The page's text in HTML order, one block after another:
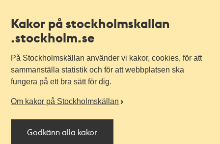
Kakor på stockholmskallan
.stockholm.se
På Stockholmskällan använder vi kakor, cookies, för att
sammanställa statistik och för att webbplatsen ska
fungera på ett bra sätt för dig.
Om kakor på Stockholmskällan
Godkänn alla kakor